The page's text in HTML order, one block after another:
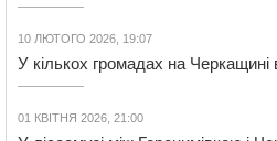
10 ЛЮТОГО 2026, 19:07
У кількох громадах на
01 КВІТНЯ 2026, 21:00